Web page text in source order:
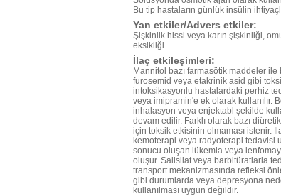
Bu tip hastaların günlük insülin
Yan etkiler/Advers etkiler:
Şişkinlik hissi veya karın şişkinliği,
eksikliği.
İlaç etkileşimleri:
Mannitol bazı farmasötik maddeler
furosemid veya etakrinik asid gibi
intoksikasyonlu hastalardaki perhiz
veya imipramin'e ek olarak
inhalasyon veya enjektabl şekilde
devam edilir. Farklı olarak bazı
için toksik etkisinin olmaması istenir.
kemoterapi veya radyoterapi tedavisi
sonucu oluşan lükemia veya
oluşur. Salisilat veya barbitüratlarla
transport mekanizmasında refleksi
gibi durumlarda veya depresyona
kullanılması uygun değildir.